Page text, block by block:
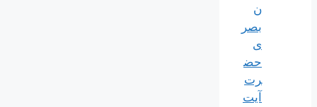
ن
بصر
ی
حض
رت
آیت